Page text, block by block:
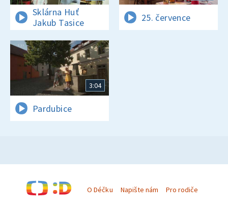
Sklárna Huť
Jakub Tasice
25. července
3:04
Pardubice
O Déčku Napište nám Pro rodiče